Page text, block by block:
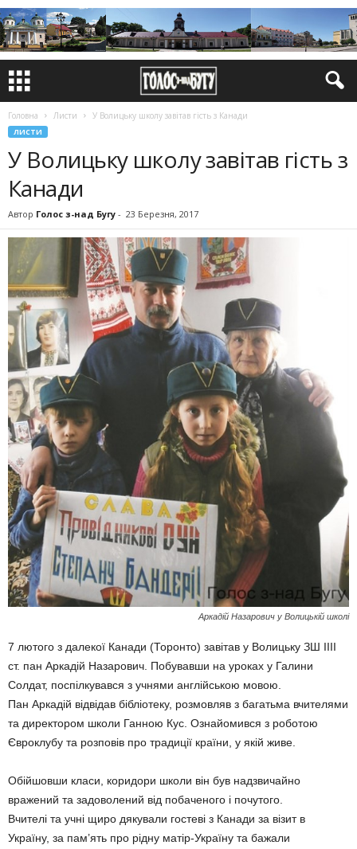
Головна Листи У Волицьку школу завітав гість з Канади
ЛИСТИ
У Волицьку школу завітав гість з
Канади
Автор Голос з-над Бугу - 23 Березня, 2017
Аркадій Назарович у Волицькій школі
7 лютого з далекої Канади (Торонто) завітав у Волицьку ЗШ ІІІІ
ст. пан Аркадій Назарович. Побувавши на уроках у Галини
Солдат, поспілкувався з учнями англійською мовою.
Пан Аркадій відвідав бібліотеку, розмовляв з багатьма вчителями
та директором школи Ганною Кус. Ознайомився з роботою
Євроклубу та розповів про традиції країни, у якій живе.
Обійшовши класи, коридори школи він був надзвичайно
вражений та задоволений від побаченого і почутого.
Вчителі та учні щиро дякували гостеві з Канади за візит в
Україну, за пам’ять про рідну матір-Україну та бажали